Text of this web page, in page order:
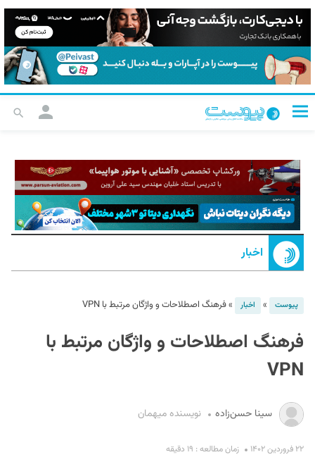
اخبار
پیوست » اخبار »فرهنگ اصطلاحات و واژگان مرتبط با VPN
فرهنگ اصطلاحات و واژگان مرتبط با
VPN
سینا حسن‌زاده نویسنده میهمان
۲۲ فروردین ۱۴۰۲ زمان مطالعه : ۱۹ دقیقه